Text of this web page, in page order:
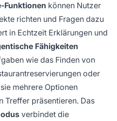
Funktionen können Nutzer
richten und Fragen dazu
in Echtzeit Erklärungen und
Fähigkeiten
wie das Finden von
oder
mehrere Optionen
Treffer präsentieren. Das
verbindet die